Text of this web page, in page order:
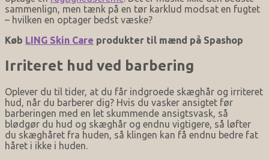
sammenlign, men tænk på en tør karklud modsat en fugtet
– hvilken en optager bedst væske?
Køb LING Skin Care produkter til mænd på Spashop
Irriteret hud ved barbering
Oplever du til tider, at du får indgroede skæghår og irriteret
hud, når du barberer dig? Hvis du vasker ansigtet før
barberingen med en let skummende ansigtsvask, så
blødgør du hud og skæghår og endnu vigtigere, så løfter
du skæghåret fra huden, så klingen kan få endnu bedre fat
håret i ikke i huden.